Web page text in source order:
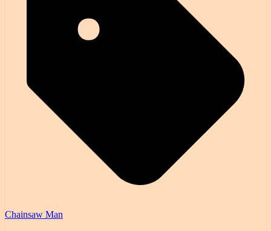
Chainsaw Man